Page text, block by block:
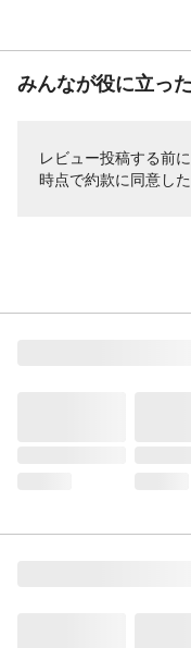
みんなが役に立っ
レビュー投稿する前
時点で約款に同意し